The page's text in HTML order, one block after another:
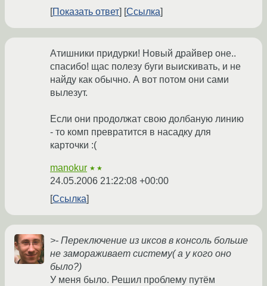
Показать ответ
Ссылка
Атишники придурки! Новый драйвер оне..
спасибо! щас полезу буги выискивать, и не
найду как обычно. А вот потом они сами
вылезут.
Если они продолжат свою долбаную линию
- то комп превратится в насадку для
карточки :(
manokur ★★
24.05.2006 21:22:08 +00:00
Ссылка
>- Переключение из иксов в консоль больше
не замораживает систему( а у кого оно
было?)
У меня было. Решил проблему путём